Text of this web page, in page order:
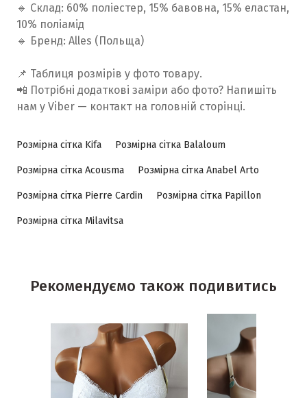
🔹 Склад: 60% поліестер, 15% бавовна, 15% еластан,
10% поліамід
🔹 Бренд: Alles (Польща)
📌 Таблиця розмірів у фото товару.
📲 Потрібні додаткові заміри або фото? Напишіть
нам у Viber — контакт на головній сторінці.
Розмірна сітка Kifa Розмірна сітка Balaloum
Розмірна сітка Acousma Розмірна сітка Anabel Arto
Розмірна сітка Pierre Cardin Розмірна сітка Papillon
Розмірна сітка Milavitsa
Рекомендуємо також подивитись